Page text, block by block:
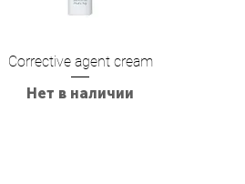
Corrective agent cream
Нет в наличии